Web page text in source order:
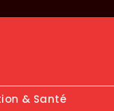
& Santé